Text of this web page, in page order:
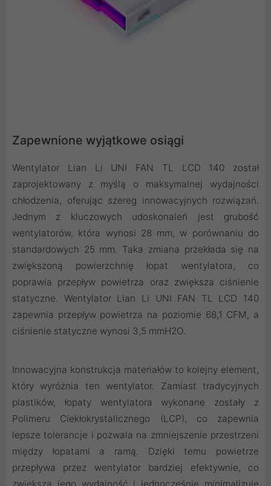
Zapewnione wyjątkowe osiągi
Wentylator Lian Li UNI FAN TL LCD 140 został
zaprojektowany z myślą o maksymalnej wydajności
chłodzenia, oferując szereg innowacyjnych rozwiązań.
Jednym z kluczowych udoskonaleń jest grubość
wentylatorów, która wynosi 28 mm, w porównaniu do
standardowych 25 mm. Taka zmiana przekłada się na
zwiększoną powierzchnię łopat wentylatora, co
poprawia przepływ powietrza oraz zwiększa ciśnienie
statyczne. Wentylator Lian Li UNI FAN TL LCD 140
zapewnia przepływ powietrza na poziomie 68,1 CFM, a
ciśnienie statyczne wynosi 3,5 mmH2O.
Innowacyjna konstrukcja materiałów to kolejny element,
który wyróżnia ten wentylator. Zamiast tradycyjnych
plastików, łopaty wentylatora wykonane zostały z
Polimeru Ciekłokrystalicznego (LCP), co zapewnia
lepsze tolerancje i pozwala na zmniejszenie przestrzeni
między łopatami a ramą. Dzięki temu powietrze
przepływa przez wentylator bardziej efektywnie, co